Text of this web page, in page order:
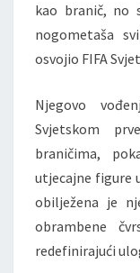
kao branič, no
nogometaša
osvojio FIFA
Njegovo
Svjetskom
braničima,
utjecajne figure
obilježena je
obrambene
redefinirajući